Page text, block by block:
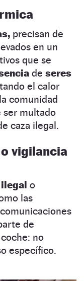
precisan de
en un
que se
de seres
el calor
comunidad
ser multado
caza ilegal.
vigilancia
o
las
de
no
específico.